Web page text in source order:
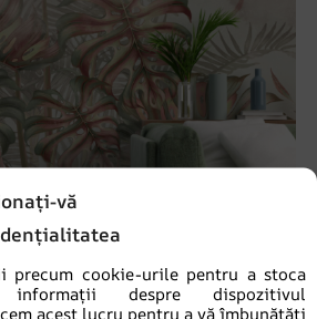
vă
precum cookie-urile pentru a stoca
despre dispozitivul
acest lucru pentru a vă îmbunătăți